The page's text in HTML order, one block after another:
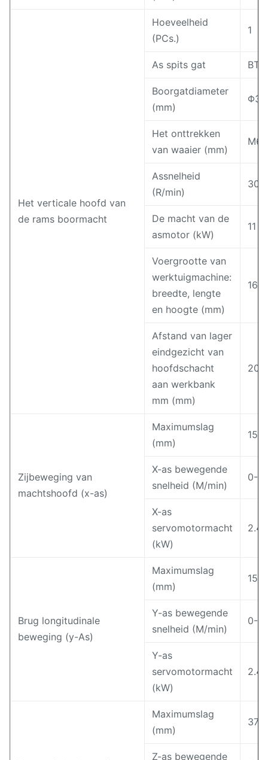
Het verticale hoofd van
de rams boormacht
Hoeveelheid
(PCs.)
1
As spits gat
Boorgatdiameter
(mm)
Φ3-
Het onttrekken
van waaier (mm)
Assnelheid
(R/min)
30-
De macht van de
asmotor (kW)
11
Voergrootte van
werktuigmachine:
breedte, lengte
en hoogte (mm)
Afstand van lager
eindgezicht van
hoofdschacht
aan werkbank
mm (mm)
Zijbeweging van
machtshoofd (x-as)
Maximumslag
(mm)
X-as bewegende
snelheid (M/min)
0-8
X-as
servomotormacht
(kW)
2.4
Brug longitudinale
beweging (y-As)
Maximumslag
(mm)
Y-as bewegende
snelheid (M/min)
0-8
Y-as
servomotormacht
(kW)
Maximumslag
(mm)
370
Z-as bewegende